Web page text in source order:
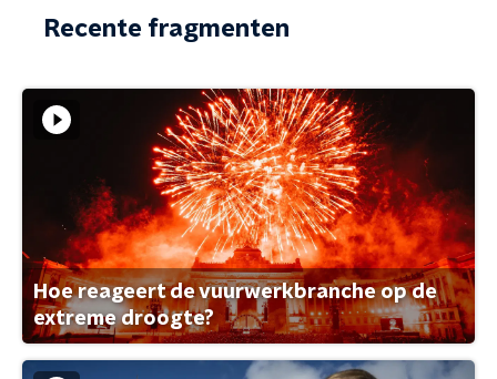
Recente fragmenten
Hoe reageert de vuurwerkbranche op de
extreme droogte?